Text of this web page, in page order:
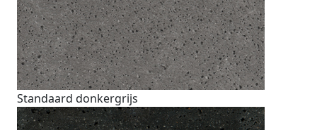
Standaard donkergrijs